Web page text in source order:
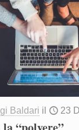
Baldari il 23